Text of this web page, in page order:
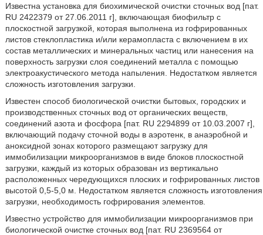
Известна установка для биохимической очистки сточных вод [пат.
RU 2422379 от 27.06.2011 г], включающая биофильтр с
плоскостной загрузкой, которая выполнена из гофрированных
листов стеклопластика и/или керамопласта с включением в их
состав металлических и минеральных частиц или нанесения на
поверхность загрузки слоя соединений металла с помощью
электроакустического метода напыления. Недостатком является
сложность изготовления загрузки.
Известен способ биологической очистки бытовых, городских и
производственных сточных вод от органических веществ,
соединений азота и фосфора [пат. RU 2294899 от 10.03.2007 г],
включающий подачу сточной воды в аэротенк, в анаэробной и
аноксидной зонах которого размещают загрузку для
иммобилизации микроорганизмов в виде блоков плоскостной
загрузки, каждый из которых образован из вертикально
расположенных чередующихся плоских и гофрированных листов
высотой 0,5-5,0 м. Недостатком является сложность изготовления
загрузки, необходимость гофрирования элементов.
Известно устройство для иммобилизации микроорганизмов при
биологической очистке сточных вод [пат. RU 2369564 от